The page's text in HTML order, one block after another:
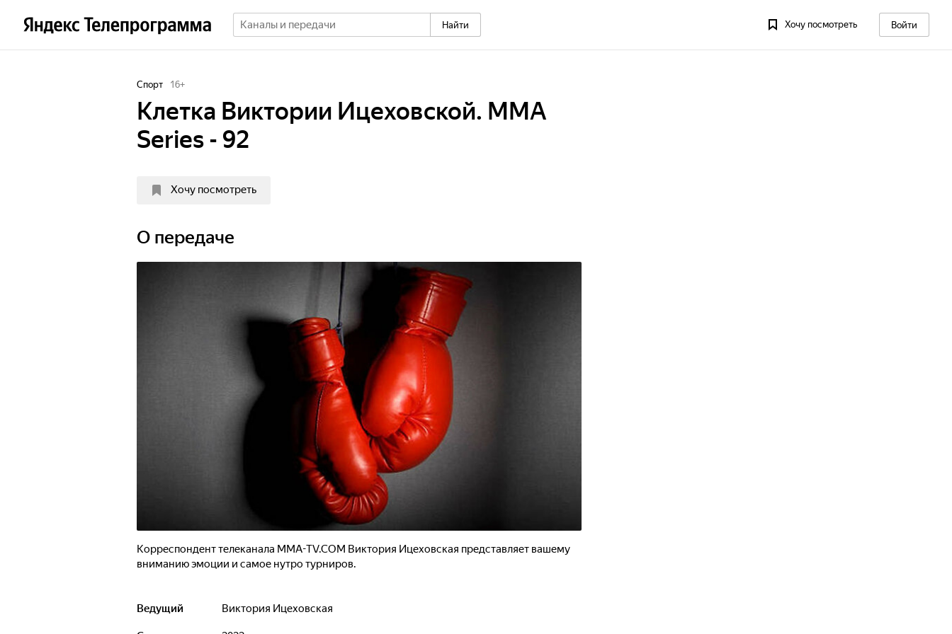
Найти Хочу посмотреть Войти
Спорт 16+
Клетка Виктории Ицеховской. MMA
Series - 92
Хочу посмотреть
О передаче
Корреспондент телеканала MMA-TV.COM Виктория Ицеховская представляет вашему
вниманию эмоции и самое нутро турниров.
Ведущий Виктория Ицеховская